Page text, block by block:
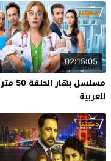
02:15:05
مسلسل بهار
للعربية